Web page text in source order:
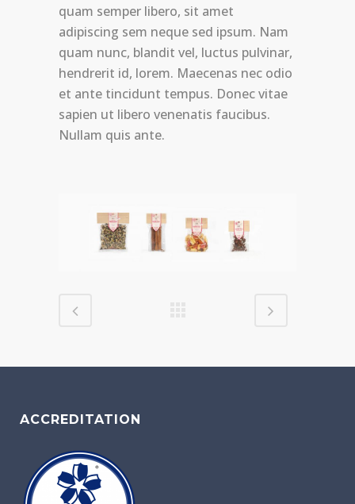
quam semper libero, sit amet
adipiscing sem neque sed ipsum. Nam
quam nunc, blandit vel, luctus pulvinar,
hendrerit id, lorem. Maecenas nec odio
et ante tincidunt tempus. Donec vitae
sapien ut libero venenatis faucibus.
Nullam quis ante.
ACCREDITATION